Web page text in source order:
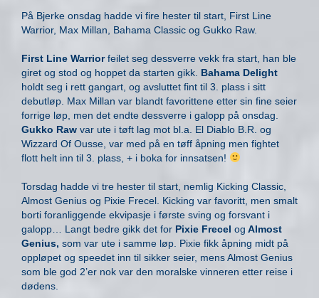
På Bjerke onsdag hadde vi fire hester til start, First Line
Warrior, Max Millan, Bahama Classic og Gukko Raw.
First Line Warriorfeilet seg dessverre vekk fra start, han ble
giret og stod og hoppet da starten gikk. Bahama Delight
holdt seg i rett gangart, og avsluttet fint til 3. plass i sitt
debutløp. Max Millan var blandt favorittene etter sin fine seier
forrige løp, men det endte dessverre i galopp på onsdag.
Gukko Raw var ute i tøft lag mot bl.a. El Diablo B.R. og
Wizzard Of Ousse, var med på en tøff åpning men fightet
flott helt inn til 3. plass, + i boka for innsatsen!
Torsdag hadde vi tre hester til start, nemlig Kicking Classic,
Almost Genius og Pixie Frecel. Kicking var favoritt, men smalt
borti foranliggende ekvipasje i første sving og forsvant i
galopp… Langt bedre gikk det for Pixie Frecel og Almost
Genius, som var ute i samme løp. Pixie fikk åpning midt på
oppløpet og speedet inn til sikker seier, mens Almost Genius
som ble god 2’er nok var den moralske vinneren etter reise i
dødens.